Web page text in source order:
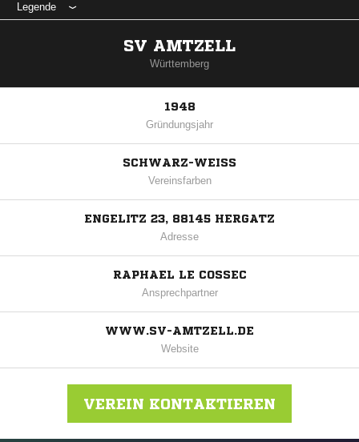
Legende
SV AMTZELL
Württemberg
1948
Gründungsjahr
SCHWARZ-WEISS
Vereinsfarben
ENGELITZ 23, 88145 HERGATZ
Adresse
RAPHAEL LE COSSEC
Ansprechpartner
WWW.SV-AMTZELL.DE
Website
VEREIN KONTAKTIEREN